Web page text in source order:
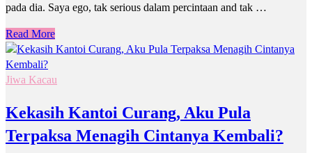
pada dia. Saya ego, tak serious dalam percintaan and tak …
Read More
Jiwa Kacau
Kekasih Kantoi Curang, Aku Pula
Terpaksa Menagih Cintanya Kembali?